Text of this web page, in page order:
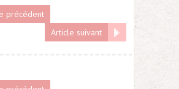
précédent
Article suivant